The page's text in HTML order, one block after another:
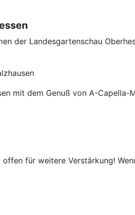
der Landesgartenschau
mit dem Genuß von A-
für weitere Verstärkung!